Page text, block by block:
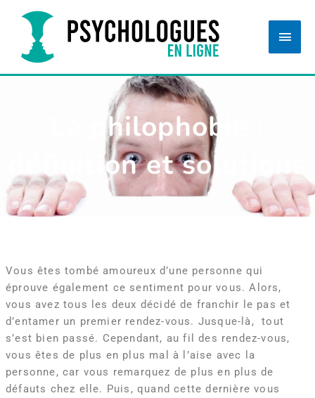
contenu
La philophobie :
définition et solutions
Vous êtes tombé amoureux d’une personne qui
éprouve également ce sentiment pour vous. Alors,
vous avez tous les deux décidé de franchir le pas et
d’entamer un premier rendez-vous. Jusque-là, tout
s’est bien passé. Cependant, au fil des rendez-vous,
vous êtes de plus en plus mal à l’aise avec la
personne, car vous remarquez de plus en plus de
défauts chez elle. Puis, quand cette dernière vous